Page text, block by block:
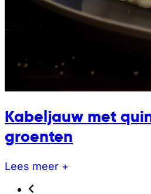
Kabeljauw met
groenten
Lees meer +